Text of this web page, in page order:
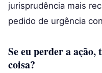
jurisprudência mais
pedido de urgência
Se eu perder a
coisa?